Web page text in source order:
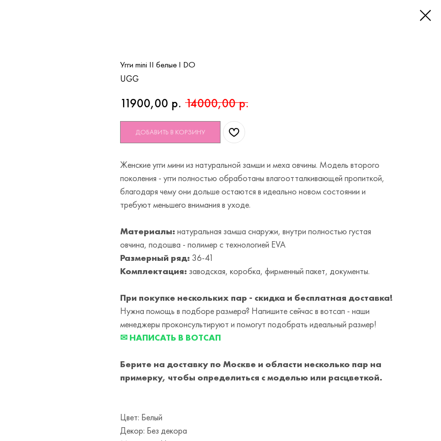
Угги mini II белые I DO
UGG
11900,00 р. 14000,00 р.
ДОБАВИТЬ В КОРЗИНУ
Женские угги мини из натуральной замши и меха овчины. Модель второго
поколения - угги полностью обработаны влагоотталкивающей пропиткой,
благодаря чему они дольше остаются в идеально новом состоянии и
требуют меньшего внимания в уходе.
Материалы: натуральная замша снаружи, внутри полностью густая
овчина, подошва - полимер с технологией EVA
Размерный ряд: 36-41
Комплектация: заводская, коробка, фирменный пакет, документы.
При покупке нескольких пар - скидка и бесплатная доставка!
Нужна помощь в подборе размера? Напишите сейчас в вотсап - наши
менеджеры проконсультируют и помогут подобрать идеальный размер!
✉ НАПИСАТЬ В ВОТСАП
Берите на доставку по Москве и области несколько пар на
примерку, чтобы определиться с моделью или расцветкой.
Цвет: Белый
Декор: Без декора